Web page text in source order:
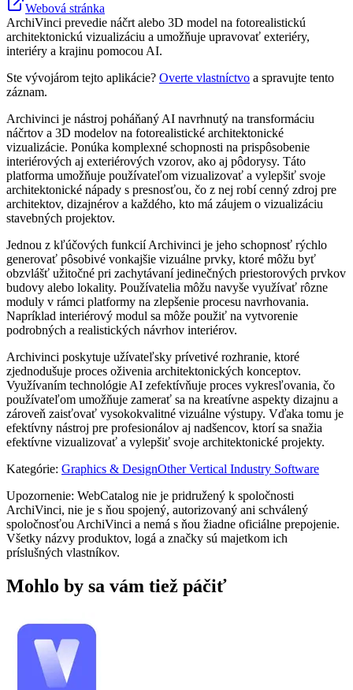
Webová stránka
ArchiVinci prevedie náčrt alebo 3D model na fotorealistickú
architektonickú vizualizáciu a umožňuje upravovať exteriéry,
interiéry a krajinu pomocou AI.
Ste vývojárom tejto aplikácie? Overte vlastníctvo a spravujte tento
záznam.
Archivinci je nástroj poháňaný AI navrhnutý na transformáciu
náčrtov a 3D modelov na fotorealistické architektonické
vizualizácie. Ponúka komplexné schopnosti na prispôsobenie
interiérových aj exteriérových vzorov, ako aj pôdorysy. Táto
platforma umožňuje používateľom vizualizovať a vylepšiť svoje
architektonické nápady s presnosťou, čo z nej robí cenný zdroj pre
architektov, dizajnérov a každého, kto má záujem o vizualizáciu
stavebných projektov.
Jednou z kľúčových funkcií Archivinci je jeho schopnosť rýchlo
generovať pôsobivé vonkajšie vizuálne prvky, ktoré môžu byť
obzvlášť užitočné pri zachytávaní jedinečných priestorových prvkov
budovy alebo lokality. Používatelia môžu navyše využívať rôzne
moduly v rámci platformy na zlepšenie procesu navrhovania.
Napríklad interiérový modul sa môže použiť na vytvorenie
podrobných a realistických návrhov interiérov.
Archivinci poskytuje užívateľsky prívetivé rozhranie, ktoré
zjednodušuje proces oživenia architektonických konceptov.
Využívaním technológie AI zefektívňuje proces vykresľovania, čo
používateľom umožňuje zamerať sa na kreatívne aspekty dizajnu a
zároveň zaisťovať vysokokvalitné vizuálne výstupy. Vďaka tomu je
efektívny nástroj pre profesionálov aj nadšencov, ktorí sa snažia
efektívne vizualizovať a vylepšiť svoje architektonické projekty.
Kategórie: Graphics & DesignOther Vertical Industry Software
Upozornenie: WebCatalog nie je pridružený k spoločnosti
ArchiVinci, nie je s ňou spojený, autorizovaný ani schválený
spoločnosťou ArchiVinci a nemá s ňou žiadne oficiálne prepojenie.
Všetky názvy produktov, logá a značky sú majetkom ich
príslušných vlastníkov.
Mohlo by sa vám tiež páčiť